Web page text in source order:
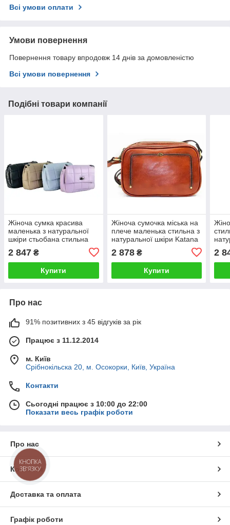
Всі умови оплати
Умови повернення
Повернення товару впродовж 14 днів за домовленістю
Всі умови повернення
Подібні товари компанії
Жіноча сумка красива
маленька з натуральної
шкіри стьобана стильна
2 847 ₴
Купити
Жіноча сумочка міська на
плече маленька стильна з
натуральної шкіри Katana
2 878₴
Купити
2
Про нас
91% позитивних з 45 відгуків за рік
Працює з 11.12.2014
м. Київ
Срібнокільска 20, м. Осокорки, Київ, Україна
Контакти
Сьогодні працює з 10:00 до 22:00
Показати весь графік роботи
Про нас
Контакти
Доставка та оплата
Графік роботи
КНОПКА
ЗВ'ЯЗКУ